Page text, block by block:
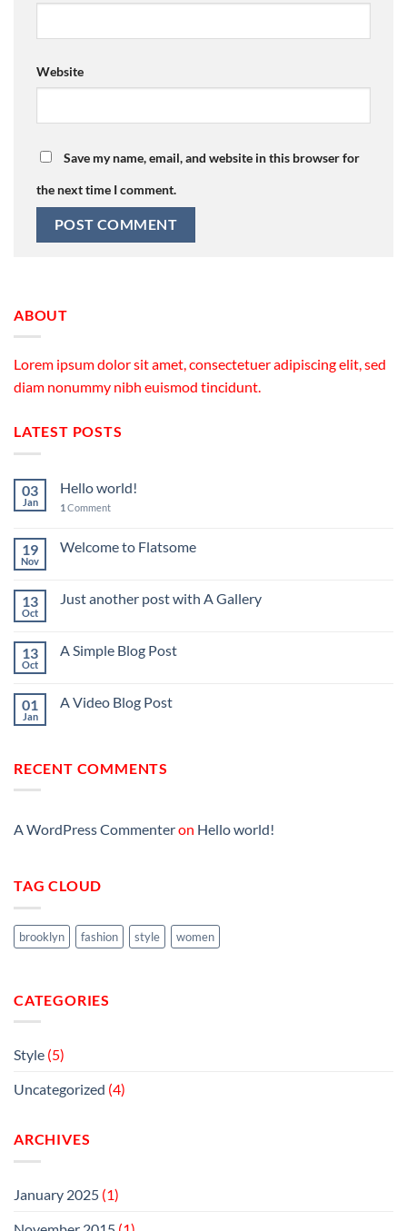
Website
Save my name, email, and website in this browser for
the next time I comment.
ABOUT
Lorem ipsum dolor sit amet, consectetuer adipiscing elit, sed
diam nonummy nibh euismod tincidunt.
LATEST POSTS
03
Jan
Hello world!
1 Comment
19
Nov
Welcome to Flatsome
13
Oct
Just another post with A Gallery
13
Oct
A Simple Blog Post
01
Jan
A Video Blog Post
RECENT COMMENTS
A WordPress Commenteron Hello world!
TAG CLOUD
brooklyn fashion style women
CATEGORIES
Style (5)
Uncategorized (4)
ARCHIVES
January 2025 (1)